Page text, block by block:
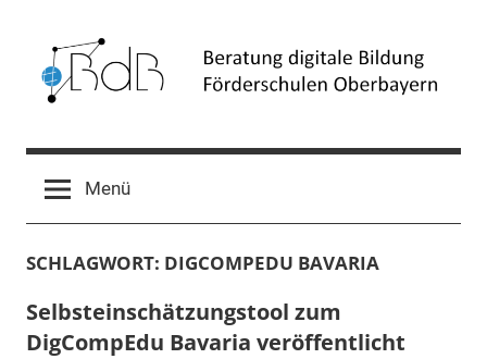
springen
Beratung
digitale
Bildung
(BdB)
Menü
SCHLAGWORT: DIGCOMPEDU BAVARIA
Selbsteinschätzungstool zum
DigCompEdu Bavaria veröffentlicht